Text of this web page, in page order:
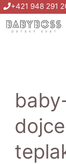
Preskočiť
na
obsah
+421 948 291